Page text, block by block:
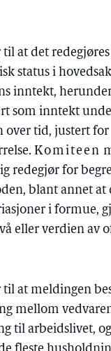
til at det
status i
inntekt,
som inntekt
over tid, justert for
Komiteen
redegjør for
blant annet
i formue,
eller verdien av
til at meldingen
mellom
til arbeidslivet,